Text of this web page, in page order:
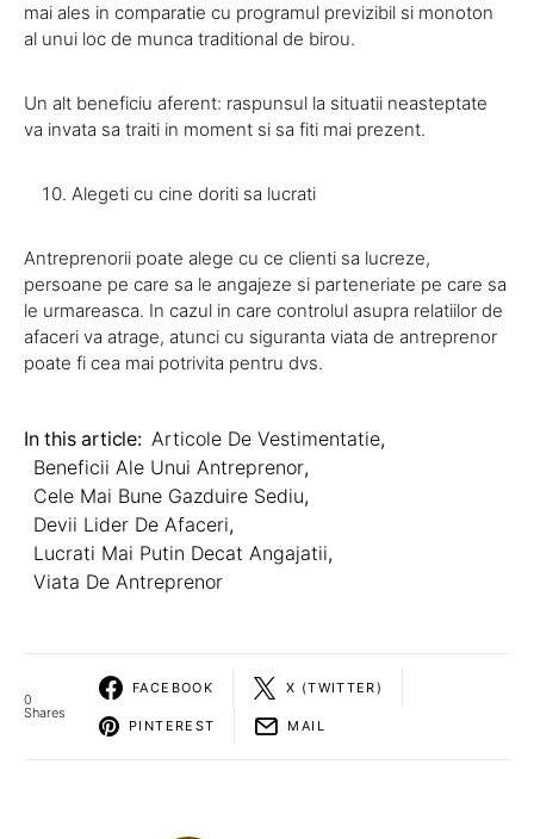
mai ales in comparatie cu programul previzibil si monoton
al unui loc de munca traditional de birou.
Un alt beneficiu aferent: raspunsul la situatii neasteptate
va invata sa traiti in moment si sa fiti mai prezent.
Alegeti cu cine doriti sa lucrati
Antreprenorii poate alege cu ce clienti sa lucreze,
persoane pe care sa le angajeze si parteneriate pe care sa
le urmareasca. In cazul in care controlul asupra relatiilor de
afaceri va atrage, atunci cu siguranta viata de antreprenor
poate fi cea mai potrivita pentru dvs.
In this article: Articole De Vestimentatie,
Beneficii Ale Unui Antreprenor,
Cele Mai Bune Gazduire Sediu,
Devii Lider De Afaceri,
Lucrati Mai Putin Decat Angajatii,
Viata De Antreprenor
0
Shares
FACEBOOK X (TWITTER)
PINTEREST MAIL